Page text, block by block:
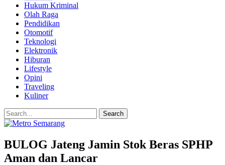
Hukum Kriminal
Olah Raga
Pendidikan
Otomotif
Teknologi
Elektronik
Hiburan
Lifestyle
Opini
Traveling
Kuliner
BULOG Jateng Jamin Stok Beras SPHP
Aman dan Lancar